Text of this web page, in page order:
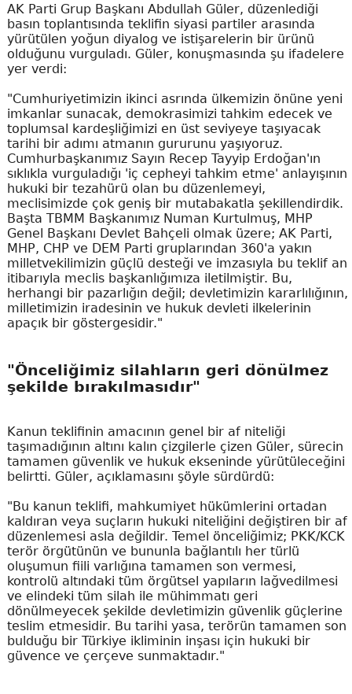
AK Parti Grup Başkanı Abdullah Güler, düzenlediği
basın toplantısında teklifin siyasi partiler arasında
yürütülen yoğun diyalog ve istişarelerin bir ürünü
olduğunu vurguladı. Güler, konuşmasında şu ifadelere
yer verdi:
"Cumhuriyetimizin ikinci asrında ülkemizin önüne yeni
imkanlar sunacak, demokrasimizi tahkim edecek ve
toplumsal kardeşliğimizi en üst seviyeye taşıyacak
tarihi bir adımı atmanın gururunu yaşıyoruz.
Cumhurbaşkanımız Sayın Recep Tayyip Erdoğan'ın
sıklıkla vurguladığı 'iç cepheyi tahkim etme' anlayışının
hukuki bir tezahürü olan bu düzenlemeyi,
meclisimizde çok geniş bir mutabakatla şekillendirdik.
Başta TBMM Başkanımız Numan Kurtulmuş, MHP
Genel Başkanı Devlet Bahçeli olmak üzere; AK Parti,
MHP, CHP ve DEM Parti gruplarından 360'a yakın
milletvekilimizin güçlü desteği ve imzasıyla bu teklif an
itibarıyla meclis başkanlığımıza iletilmiştir. Bu,
herhangi bir pazarlığın değil; devletimizin kararlılığının,
milletimizin iradesinin ve hukuk devleti ilkelerinin
apaçık bir göstergesidir."
"Önceliğimiz silahların geri dönülmez
şekilde bırakılmasıdır"
Kanun teklifinin amacının genel bir af niteliği
taşımadığının altını kalın çizgilerle çizen Güler, sürecin
tamamen güvenlik ve hukuk ekseninde yürütüleceğini
belirtti. Güler, açıklamasını şöyle sürdürdü:
"Bu kanun teklifi, mahkumiyet hükümlerini ortadan
kaldıran veya suçların hukuki niteliğini değiştiren bir af
düzenlemesi asla değildir. Temel önceliğimiz; PKK/KCK
terör örgütünün ve bununla bağlantılı her türlü
oluşumun fiili varlığına tamamen son vermesi,
kontrolü altındaki tüm örgütsel yapıların lağvedilmesi
ve elindeki tüm silah ile mühimmatı geri
dönülmeyecek şekilde devletimizin güvenlik güçlerine
teslim etmesidir. Bu tarihi yasa, terörün tamamen son
bulduğu bir Türkiye ikliminin inşası için hukuki bir
güvence ve çerçeve sunmaktadır."